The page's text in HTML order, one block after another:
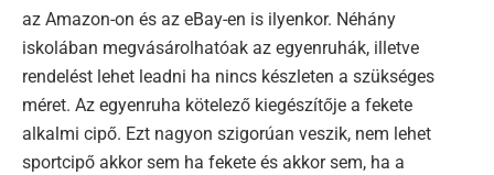
az Amazon-on és az eBay-en is ilyenkor. Néhány
iskolában megvásárolhatóak az egyenruhák, illetve
rendelést lehet leadni ha nincs készleten a szükséges
méret. Az egyenruha kötelező kiegészítője a fekete
alkalmi cipő. Ezt nagyon szigorúan veszik, nem lehet
sportcipő akkor sem ha fekete és akkor sem, ha a